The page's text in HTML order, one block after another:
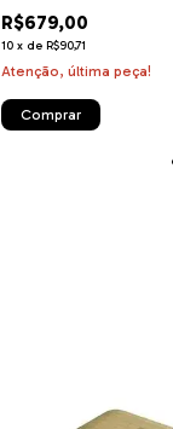
base de verniz Rose 5 L
R$679,00
10 x de R$90,71
Atenção, última peça!